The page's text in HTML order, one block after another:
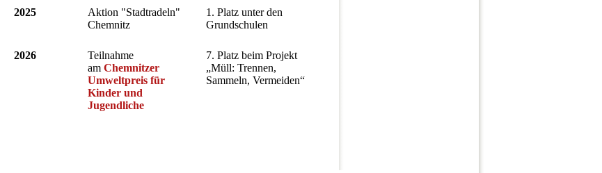
2025
Aktion "Stadtradeln"
Chemnitz
1. Platz unter den
Grundschulen
2026
Teilnahme
am Chemnitzer
Umweltpreis für
Kinder und
Jugendliche
7. Platz beim Projekt
„Müll: Trennen,
Sammeln, Vermeiden“